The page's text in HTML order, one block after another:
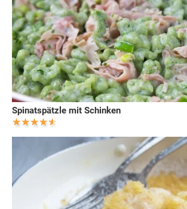
Spinatspätzle mit Schinken